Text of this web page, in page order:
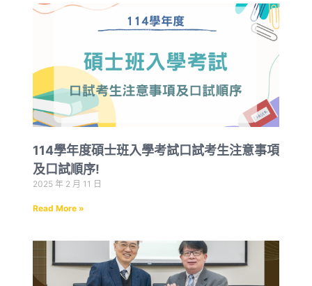
114學年度碩士班入學考試口試考生注意事項
及口試順序!
2025 年 2 月 11 日
Read More »